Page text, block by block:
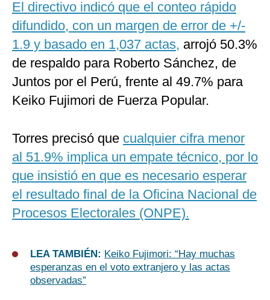
El directivo indicó que el conteo rápido
difundido, con un margen de error de +/-
1.9 y basado en 1,037 actas, arrojó 50.3%
de respaldo para Roberto Sánchez, de
Juntos por el Perú, frente al 49.7% para
Keiko Fujimori de Fuerza Popular.
Torres precisó que cualquier cifra menor
al 51.9% implica un empate técnico, por lo
que insistió en que es necesario esperar
el resultado final de la Oficina Nacional de
Procesos Electorales (ONPE).
LEA TAMBIÉN: Keiko Fujimori: “Hay muchas
esperanzas en el voto extranjero y las actas
observadas”